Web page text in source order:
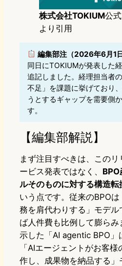
株式会社TOKIUM公
より引用
編集部注（2026年6月1日
同日にTOKIUMが発表した
追記しました。経理担当者
不足」を課題に挙げており
うとするギャップを需要側
す。
【編集部解説】
まず注目すべきは、この
ービス発表ではなく、
ルそのものに対する構造転
いう点です。従来のBPO
務を肩代わりする」モデ
ば人件費も比例して膨らみ
示した「AI agentic BPO」
「AIエージェントがお客
作し、成果物を納品する」